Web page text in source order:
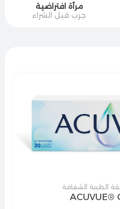
مرآة افتراضية
جرب قبل الشراء
الطبية الشفافة
ACUVUE®